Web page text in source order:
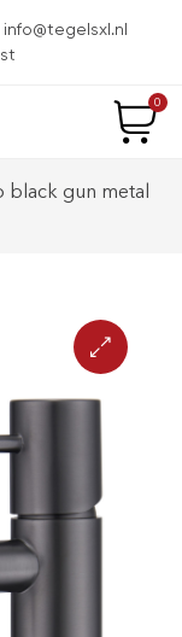
info@tegelsxl.nl
0
black gun metal